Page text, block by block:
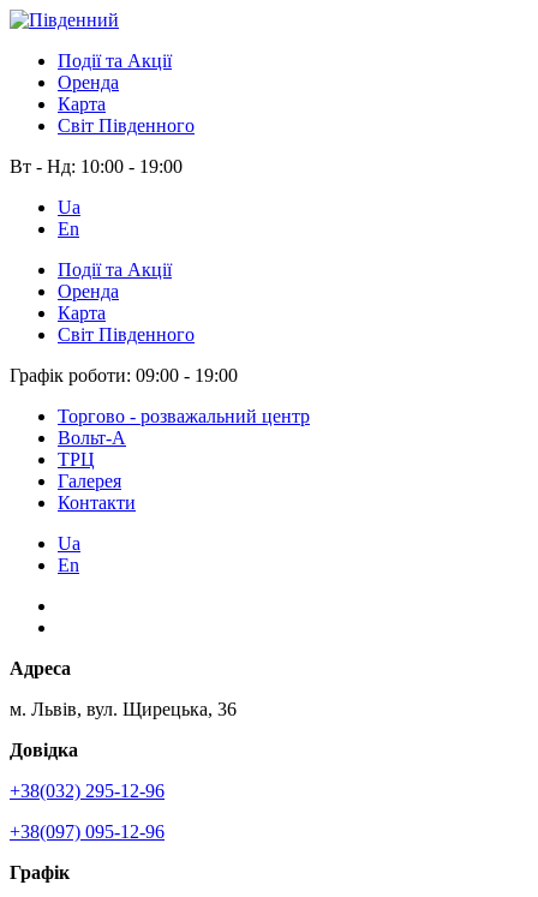
Події та Акції
Оренда
Карта
Світ Південного
Вт - Нд: 10:00 - 19:00
Ua
En
Події та Акції
Оренда
Карта
Світ Південного
Графік роботи: 09:00 - 19:00
Торгово - розважальний центр
Вольт-А
ТРЦ
Галерея
Контакти
Ua
En
Адреса
м. Львів, вул. Щирецька, 36
Довідка
+38(032) 295-12-96
+38(097) 095-12-96
Графік